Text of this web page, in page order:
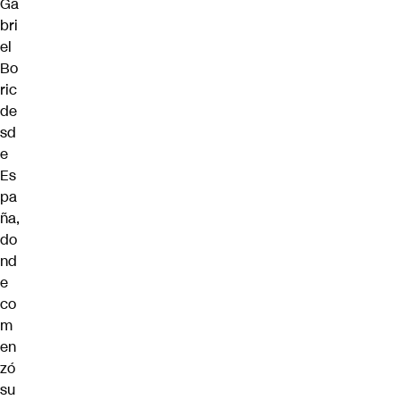
bri
el
Bo
ric
de
sd
e
Es
pa
ña,
do
nd
e
co
m
en
zó
su